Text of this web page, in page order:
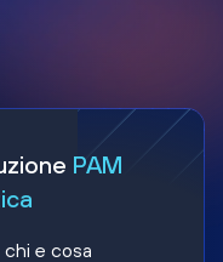
PAM
chi e cosa